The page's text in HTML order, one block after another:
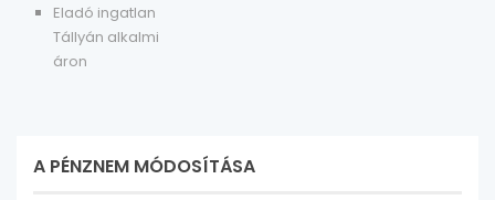
Eladó ingatlan
Tállyán alkalmi
áron
A PÉNZNEM MÓDOSÍTÁSA